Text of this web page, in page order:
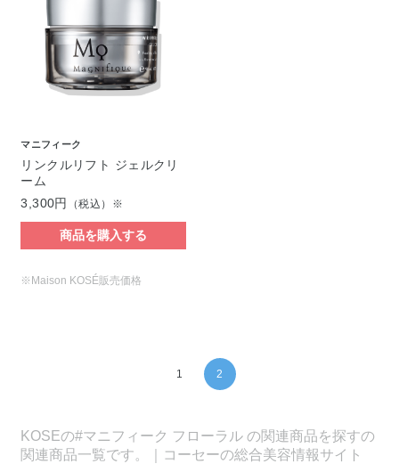
マニフィーク
リンクルリフト ジェルクリ
ーム
3,300円
（税込）※
商品を購入する
※Maison KOSÉ販売価格
1 2
KOSEの#マニフィーク フローラル の関連商品を探すの
関連商品一覧です。｜コーセーの総合美容情報サイト